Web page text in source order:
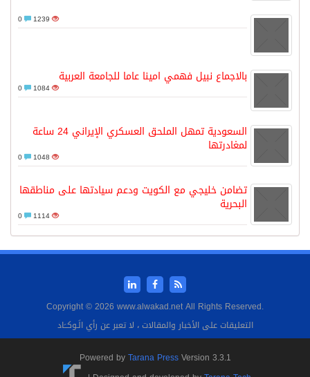
1239
بالاجماع نبيل فهمي امينا عاما للجامعة العربية
1084
السعودية تمهل الملحق العسكري الإيراني 24 ساعة
لمغادرتها
1048
تضامن خليجي مع الكويت ودعم سيادتها على مناطقها
البحرية
1114
Copyright © 2026 www.alwakad.net All Rights Reserved.
التعليقات على الأخبار والمقالات ، لا تعبر عن رأي الَـوكــَاد
Powered byTarana PressVersion 3.3.1